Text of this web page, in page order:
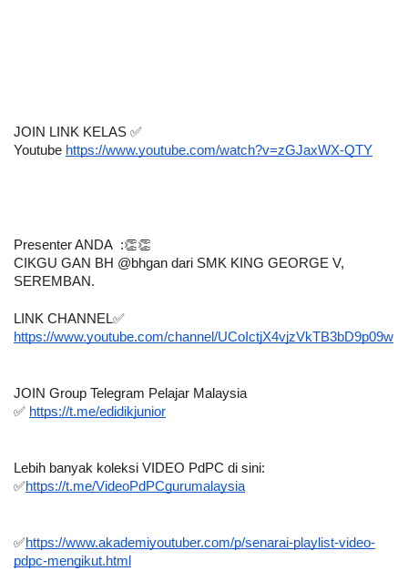
JOIN LINK KELAS ✅
Youtube https://www.youtube.com/watch?v=zGJaxWX-QTY
Presenter ANDA  :👏👏
CIKGU GAN BH @bhgan dari SMK KING GEORGE V,
SEREMBAN.
LINK CHANNEL✅
https://www.youtube.com/channel/UCoIctjX4vjzVkTB3bD9p09w
JOIN Group Telegram Pelajar Malaysia
✅ https://t.me/edidikjunior
Lebih banyak koleksi VIDEO PdPC di sini:
✅https://t.me/VideoPdPCgurumalaysia
✅https://www.akademiyoutuber.com/p/senarai-playlist-video-
pdpc-mengikut.html